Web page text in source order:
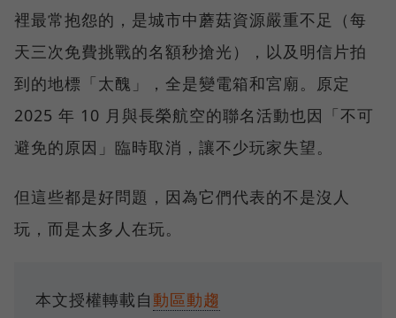
裡最常抱怨的，是城市中蘑菇資源嚴重不足（每
天三次免費挑戰的名額秒搶光），以及明信片拍
到的地標「太醜」，全是變電箱和宮廟。原定
2025 年 10 月與長榮航空的聯名活動也因「不可
避免的原因」臨時取消，讓不少玩家失望。
但這些都是好問題，因為它們代表的不是沒人
玩，而是太多人在玩。
本文授權轉載自 動區動趨